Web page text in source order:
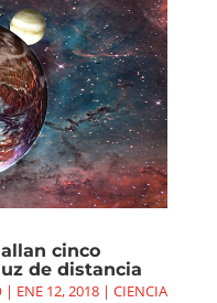
cinco
de distancia
| ENE 12, 2018| CIENCIA